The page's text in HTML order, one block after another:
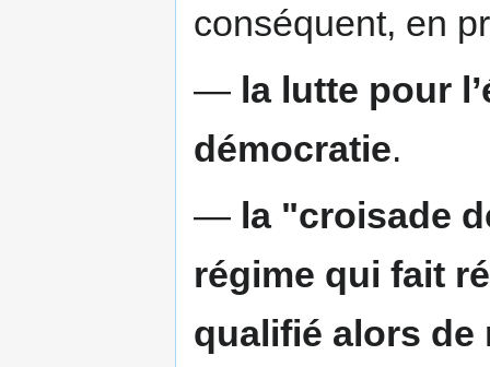
conséquent, en
— la lutte pour
démocratie.
— la "croisade
régime qui fait
qualifié alors